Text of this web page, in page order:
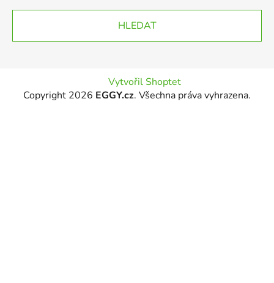
HLEDAT
Vytvořil Shoptet
Copyright 2026 EGGY.cz. Všechna práva vyhrazena.